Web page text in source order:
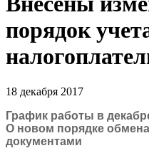
порядок
18 декабря 2017
График работы в
О новом порядке
документами